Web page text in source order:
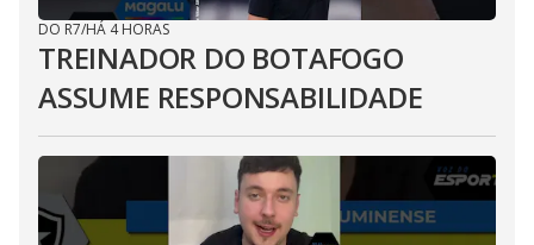
DO R7/HÁ 4 HORAS
TREINADOR DO BOTAFOGO
ASSUME RESPONSABILIDADE